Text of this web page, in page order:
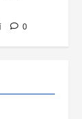
App &
0